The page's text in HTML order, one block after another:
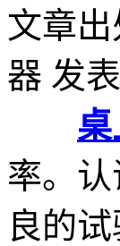
文章出
器 发
率。
良的